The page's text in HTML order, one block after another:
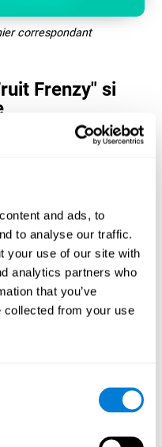
and ads, to
to analyse our traffic.
your use of our site with
analytics partners who
that you’ve
collected from your use
correspondant
Frenzy" si
coordination œil-main, tels
qui nécessiteront
cognitives impliquées,
"Fruit Frenzy"
d'activation neuronale
constants de ce
connexions neuronales et
visuelle, le temps de
stimulation constante de
nouvelles synapses et à